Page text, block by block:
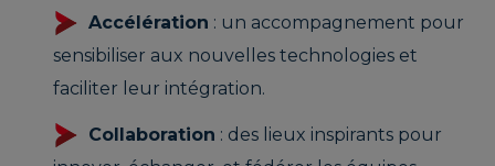
Accélération : un accompagnement pour
sensibiliser aux nouvelles technologies et
faciliter leur intégration.
Collaboration : des lieux inspirants pour